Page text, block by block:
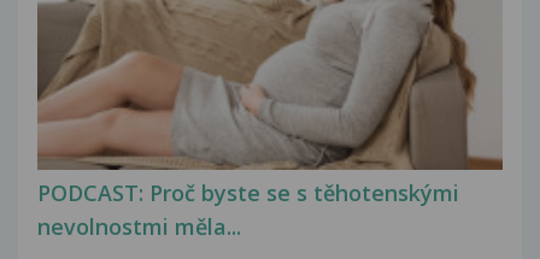
PODCAST: Proč byste se s těhotenskými
nevolnostmi měla...